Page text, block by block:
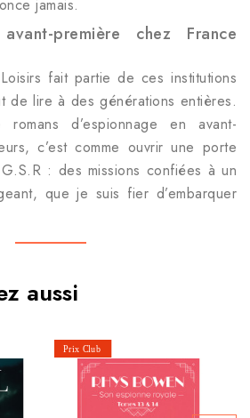
jamais.
première chez France
fait partie de ces institutions
de lire à des générations entières.
d’espionnage en avant-
c’est comme ouvrir une porte
: des missions confiées à un
que je suis fier d’embarquer
aussi